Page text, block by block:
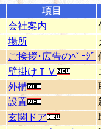
項目
会社案内
場所
ご挨拶･広告のﾍﾟｰｼﾞ
壁掛けＴＶ
外構
設置
玄関ドア